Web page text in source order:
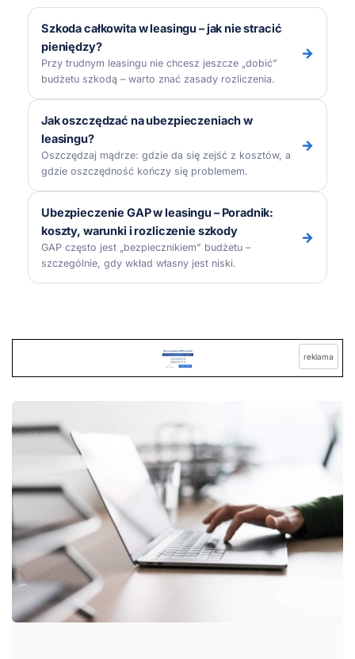
Szkoda całkowita w leasingu – jak nie stracić
pieniędzy?
Przy trudnym leasingu nie chcesz jeszcze „dobić”
budżetu szkodą – warto znać zasady rozliczenia.
→
Jak oszczędzać na ubezpieczeniach w
leasingu?
Oszczędzaj mądrze: gdzie da się zejść z kosztów, a
gdzie oszczędność kończy się problemem.
→
Ubezpieczenie GAP w leasingu – Poradnik:
koszty, warunki i rozliczenie szkody
GAP często jest „bezpiecznikiem” budżetu –
szczególnie, gdy wkład własny jest niski.
→
reklama